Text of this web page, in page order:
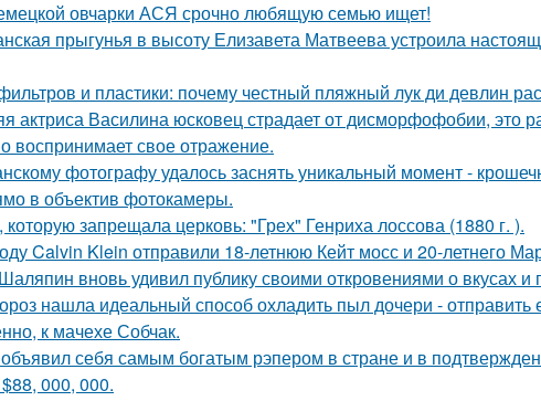
овчарки АСЯ срочно любящую семью ищет!
прыгунья в высоту Елизавета Матвеева устроила
и пластики: почему честный пляжный лук ди девлин
актриса Василина юсковец страдает от дисморфофобии, это
воспринимает свое отражение.
фотографу удалось заснять уникальный момент -
в объектив фотокамеры.
которую запрещала церковь: "Грех" Генриха лоссова (1880 г. ).
Calvin Klein отправили 18-летнюю Кейт мосс и 20-летнего
вновь удивил публику своими откровениями о вкусах и
нашла идеальный способ охладить пыл дочери -
к мачехе Собчак.
себя самым богатым рэпером в стране и в
000, 000.